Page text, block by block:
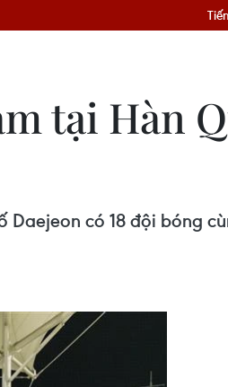
tại Hàn
có 18 đội bóng